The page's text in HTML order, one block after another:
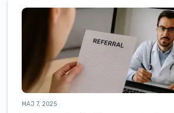
MAJ 7, 2025